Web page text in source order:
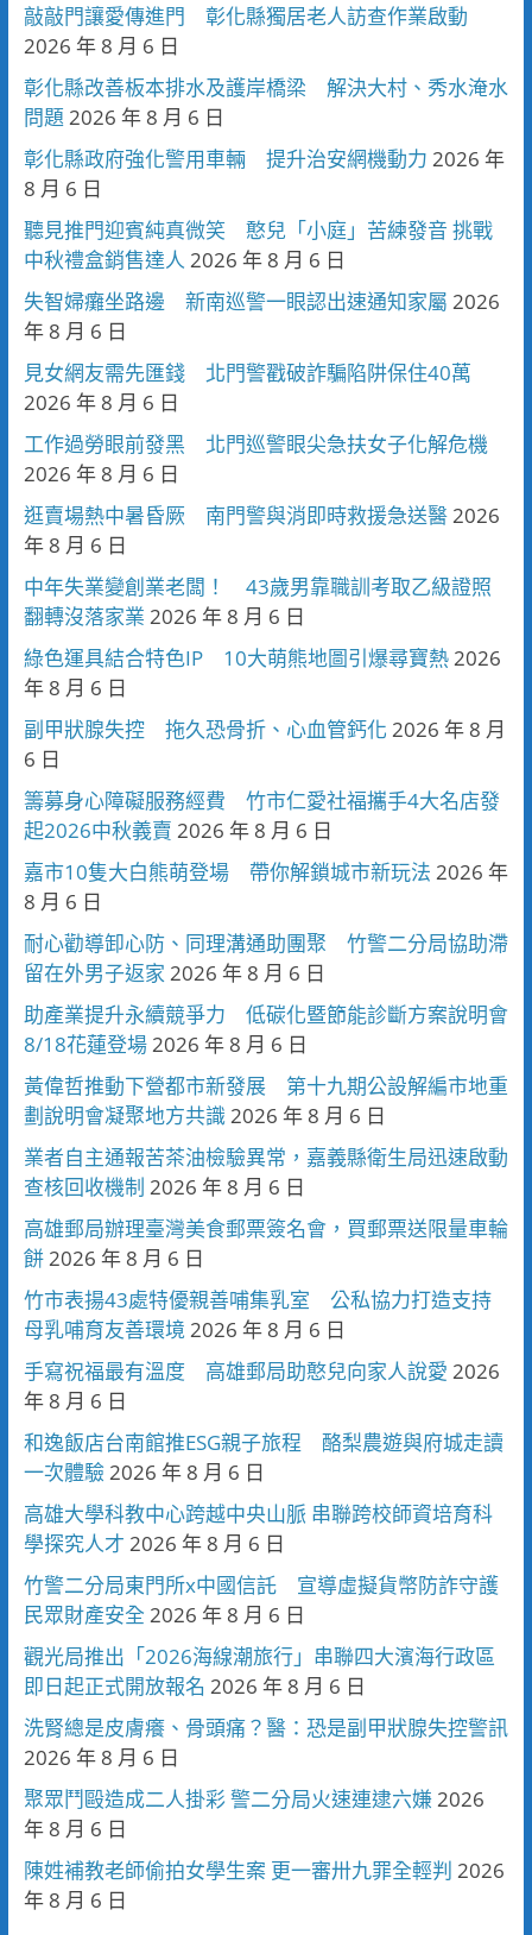
敲敲門讓愛傳進門 彰化縣獨居老人訪查作業啟動
2026 年 8 月 6 日
彰化縣改善板本排水及護岸橋梁 解決大村、秀水淹水
問題 2026 年 8 月 6 日
彰化縣政府強化警用車輛 提升治安網機動力 2026 年
8 月 6 日
聽見推門迎賓純真微笑 憨兒「小庭」苦練發音 挑戰
中秋禮盒銷售達人 2026 年 8 月 6 日
失智婦癱坐路邊 新南巡警一眼認出速通知家屬 2026
年 8 月 6 日
見女網友需先匯錢 北門警戳破詐騙陷阱保住40萬
2026 年 8 月 6 日
工作過勞眼前發黑 北門巡警眼尖急扶女子化解危機
2026 年 8 月 6 日
逛賣場熱中暑昏厥 南門警與消即時救援急送醫 2026
年 8 月 6 日
中年失業變創業老闆！ 43歲男靠職訓考取乙級證照
翻轉沒落家業 2026 年 8 月 6 日
綠色運具結合特色IP 10大萌熊地圖引爆尋寶熱 2026
年 8 月 6 日
副甲狀腺失控 拖久恐骨折、心血管鈣化 2026 年 8 月
6 日
籌募身心障礙服務經費 竹市仁愛社福攜手4大名店發
起2026中秋義賣 2026 年 8 月 6 日
嘉市10隻大白熊萌登場 帶你解鎖城市新玩法 2026 年
8 月 6 日
耐心勸導卸心防、同理溝通助團聚 竹警二分局協助滯
留在外男子返家 2026 年 8 月 6 日
助產業提升永續競爭力 低碳化暨節能診斷方案說明會
8/18花蓮登場 2026 年 8 月 6 日
黃偉哲推動下營都市新發展 第十九期公設解編市地重
劃說明會凝聚地方共識 2026 年 8 月 6 日
業者自主通報苦茶油檢驗異常，嘉義縣衛生局迅速啟動
查核回收機制 2026 年 8 月 6 日
高雄郵局辦理臺灣美食郵票簽名會，買郵票送限量車輪
餅 2026 年 8 月 6 日
竹市表揚43處特優親善哺集乳室 公私協力打造支持
母乳哺育友善環境 2026 年 8 月 6 日
手寫祝福最有溫度 高雄郵局助憨兒向家人說愛 2026
年 8 月 6 日
和逸飯店台南館推ESG親子旅程 酪梨農遊與府城走讀
一次體驗 2026 年 8 月 6 日
高雄大學科教中心跨越中央山脈 串聯跨校師資培育科
學探究人才 2026 年 8 月 6 日
竹警二分局東門所x中國信託 宣導虛擬貨幣防詐守護
民眾財產安全 2026 年 8 月 6 日
觀光局推出「2026海線潮旅行」串聯四大濱海行政區
即日起正式開放報名 2026 年 8 月 6 日
洗腎總是皮膚癢、骨頭痛？醫：恐是副甲狀腺失控警訊
2026 年 8 月 6 日
聚眾鬥毆造成二人掛彩 警二分局火速連逮六嫌 2026
年 8 月 6 日
陳姓補教老師偷拍女學生案 更一審卅九罪全輕判 2026
年 8 月 6 日